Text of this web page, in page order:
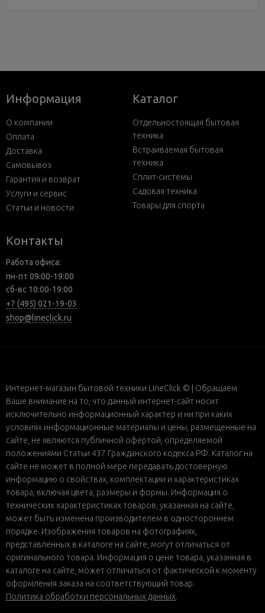
Информация
О компании
Оплата
Доставка
Самовывоз
Гарантия и возврат
Услуги и сервис
Статьи и новости
Каталог
Отдельностоящая бытовая
техника
Встраиваемая бытовая
техника
Сплит-системы
Садовая техника
Товары для спорта
Контакты
Работа офиса:
пн-пт 09:00-19:00
сб-вс 10:00-19:00
+7 (495) 021-19-03
shop@lineclick.ru
Интернет-магазин бытовой техники LineClick © | Обращаем
Ваше внимание на то, что данный интернет-сайт носит
исключительно информационный характер и ни при каких
условиях информационные материалы и цены, размещенные на
сайте, не являются публичной офертой, определяемой
положениями Статьи 437 Гражданского кодекса РФ. Каталог на
сайте не может в полной мере передавать достоверную
информацию о свойствах, комплектации и характеристиках
товара, включая цвета, размеры и формы. Информация о
технических характеристиках товаров, указанная на сайте,
может быть изменена производителем в одностороннем
порядке. Изображения товаров на фотографиях,
представленных в каталоге на сайте, могут отличаться от
оригинального товара. Информация о цене товара, указанная в
каталоге на сайте, может отличаться от фактической к моменту
оформления заказа на соответствующий товар.
Политика обработки персональных данных.